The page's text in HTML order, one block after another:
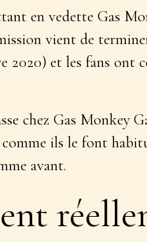
en vedette Gas
vient de
2020) et les fans ont
chez Gas Monkey
ils le font
avant.